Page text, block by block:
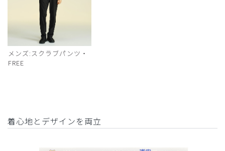
メンズ:スクラブパンツ・
FREE
着心地とデザインを両立